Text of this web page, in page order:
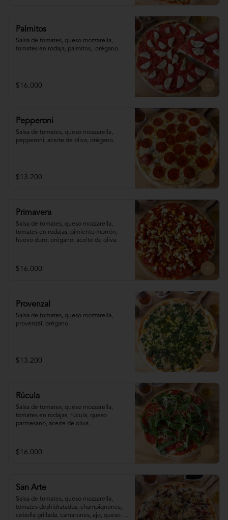
Palmitos
Salsa de tomates, queso mozzarella,
tomates en rodaja, palmitos,  orégano.
$16.000
Pepperoni
Salsa de tomates, queso mozzarella,
pepperoni, aceite de oliva, orégano.
$13.200
Primavera
Salsa de tomates, queso mozzarella,
tomates en rodajas, pimiento morrón,
huevo duro, orégano, aceite de oliva.
$16.000
Provenzal
Salsa de tomates, queso mozzarella,
provenzal, orégano.
$13.200
Rúcula
Salsa de tomates, queso mozzarella,
tomates en rodajas, rúcula, queso
parmesano, aceite de oliva.
$16.000
San Arte
Salsa de tomates, queso mozzarella,
tomates deshidratados, champignones,
cebolla grillada, camarones, ajo, queso